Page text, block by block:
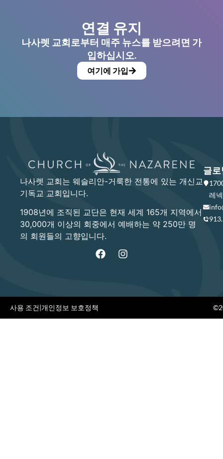
연결 유지
나사렛 교회로부터 매주 뉴스를 받으려면 가
입하십시오.
여기에 가입
나사렛 교회는 웨슬리안-거룩한 전통에 있는 개신교
기독교 교회입니다.
1908년에 조직된 교단은 현재 세계 165개 지역에서
30,000개 이상의 회중에서 예배하는 약 250만 명
의 회원들의 고향입니다.
글로
레
사용 조건|개인정보 보호정책